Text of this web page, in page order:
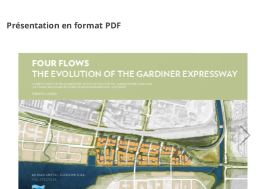
Présentation en format PDF